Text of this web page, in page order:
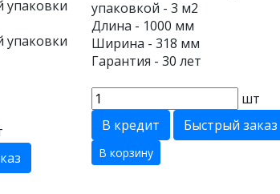
упаковкой - 3 м2
Длина - 1000 мм
Ширина - 318 мм
Гарантия - 30 лет
шт
В кредит
Быстрый заказ
В корзину